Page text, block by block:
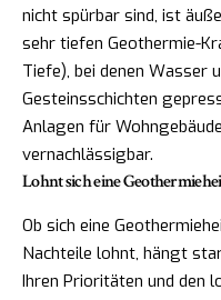
nicht spürbar sind, ist
sehr tiefen Geothermie-
Tiefe), bei denen Wasser
Gesteinsschichten
Anlagen für
vernachlässigbar.
Lohnt sich eine
Ob sich eine
Nachteile lohnt, hängt
Ihren Prioritäten und den